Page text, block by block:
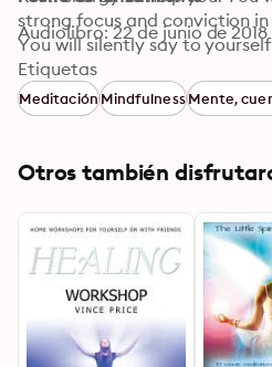
strong focus and conviction
You will silently say to
free of ancestral addiction.
how this is going to happen as
powerful healing of Reiki. You
Audiolibro: 22 de junio de 2018
Etiquetas
MeditaciónMindfulnessMente,
Otros también